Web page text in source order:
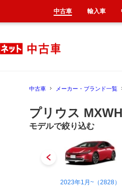
中古車 メーカー・ブランド一覧
プリウス
モデルで絞り込む
2023年1月~（2828）
中古車 輸入車